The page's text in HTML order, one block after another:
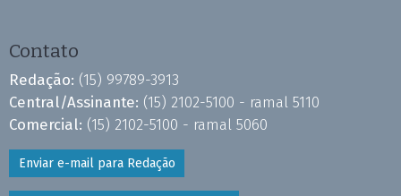
Contato
Redação: (15) 99789-3913
Central/Assinante: (15) 2102-5100 - ramal 5110
Comercial: (15) 2102-5100 - ramal 5060
Enviar e-mail para Redação